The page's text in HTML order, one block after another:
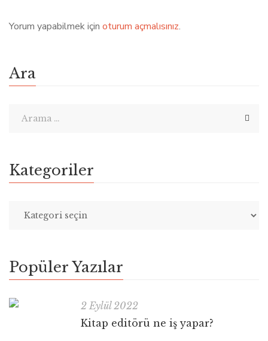
Yorum yapabilmek için oturum açmalısınız.
Ara
Kategoriler
Popüler Yazılar
2 Eylül 2022
Kitap editörü ne iş yapar?